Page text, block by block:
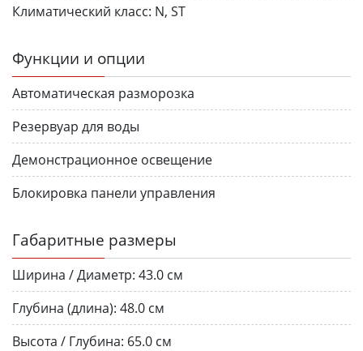
Климатический класс: N, ST
Функции и опции
Автоматическая разморозка
Резервуар для воды
Демонстрационное освещение
Блокировка панели управления
Габаритные размеры
Ширина / Диаметр: 43.0 см
Глубина (длина): 48.0 см
Высота / Глубина: 65.0 см